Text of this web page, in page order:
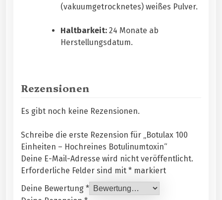
(vakuumgetrocknetes) weißes Pulver.
Haltbarkeit: 24 Monate ab
Herstellungsdatum.
Rezensionen
Es gibt noch keine Rezensionen.
Schreibe die erste Rezension für „Botulax 100
Einheiten – Hochreines Botulinumtoxin“
Deine E-Mail-Adresse wird nicht veröffentlicht.
Erforderliche Felder sind mit * markiert
Deine Bewertung *